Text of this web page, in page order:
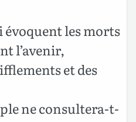
évoquent les morts
l’avenir,
et des
ne consultera-t-